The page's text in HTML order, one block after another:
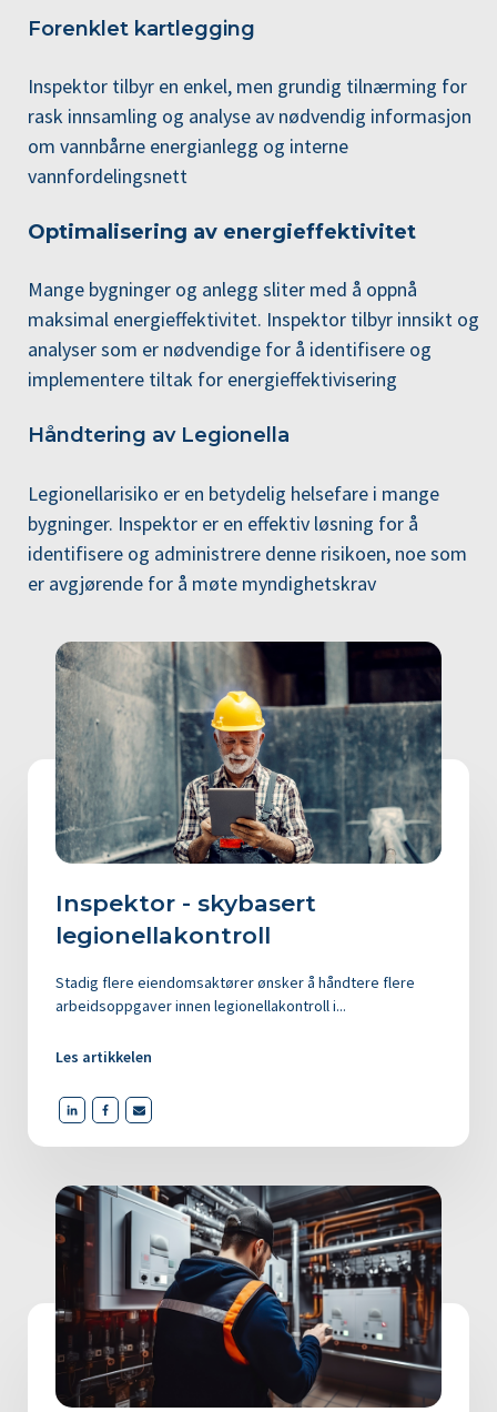
Forenklet kartlegging
Inspektor tilbyr en enkel, men grundig tilnærming for
rask innsamling og analyse av nødvendig informasjon
om vannbårne energianlegg og interne
vannfordelingsnett
Optimalisering av energieffektivitet
Mange bygninger og anlegg sliter med å oppnå
maksimal energieffektivitet. Inspektor tilbyr innsikt og
analyser som er nødvendige for å identifisere og
implementere tiltak for energieffektivisering
Håndtering av Legionella
Legionellarisiko er en betydelig helsefare i mange
bygninger. Inspektor er en effektiv løsning for å
identifisere og administrere denne risikoen, noe som
er avgjørende for å møte myndighetskrav
Inspektor - skybasert
legionellakontroll
Stadig flere eiendomsaktører ønsker å håndtere flere
arbeidsoppgaver innen legionellakontroll i...
Les artikkelen